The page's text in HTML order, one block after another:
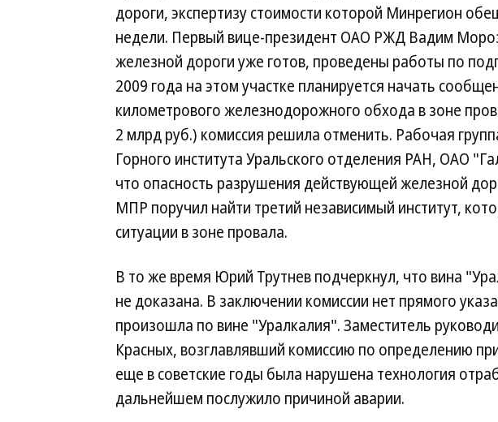
дороги, экспертизу стоимости которой Минрегион
недели. Первый вице-президент ОАО РЖД Вадим
железной дороги уже готов, проведены работы по
2009 года на этом участке планируется начать
километрового железнодорожного обхода в зоне
2 млрд руб.) комиссия решила отменить. Рабочая
Горного института Уральского отделения РАН, ОАО
что опасность разрушения действующей железной
МПР поручил найти третий независимый институт,
ситуации в зоне провала.
В то же время Юрий Трутнев подчеркнул, что вина
не доказана. В заключении комиссии нет прямого
произошла по вине "Уралкалия". Заместитель
Красных, возглавлявший комиссию по определению
еще в советские годы была нарушена технология
дальнейшем послужило причиной аварии.